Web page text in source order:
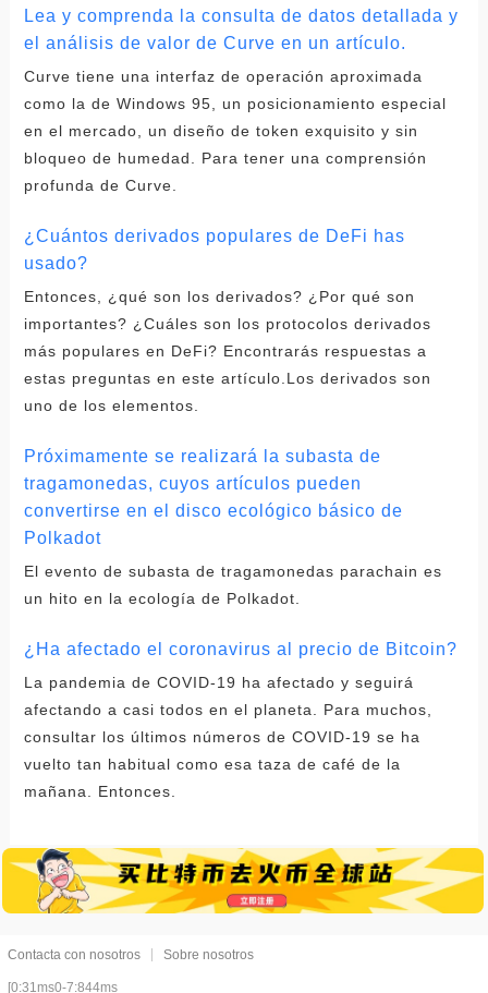
Lea y comprenda la consulta de datos detallada y
el análisis de valor de Curve en un artículo.
Curve tiene una interfaz de operación aproximada
como la de Windows 95, un posicionamiento especial
en el mercado, un diseño de token exquisito y sin
bloqueo de humedad. Para tener una comprensión
profunda de Curve.
¿Cuántos derivados populares de DeFi has
usado?
Entonces, ¿qué son los derivados? ¿Por qué son
importantes? ¿Cuáles son los protocolos derivados
más populares en DeFi? Encontrarás respuestas a
estas preguntas en este artículo.Los derivados son
uno de los elementos.
Próximamente se realizará la subasta de
tragamonedas, cuyos artículos pueden
convertirse en el disco ecológico básico de
Polkadot
El evento de subasta de tragamonedas parachain es
un hito en la ecología de Polkadot.
¿Ha afectado el coronavirus al precio de Bitcoin?
La pandemia de COVID-19 ha afectado y seguirá
afectando a casi todos en el planeta. Para muchos,
consultar los últimos números de COVID-19 se ha
vuelto tan habitual como esa taza de café de la
mañana. Entonces.
Contacta con nosotros Sobre nosotros
[0:31ms0-7:844ms